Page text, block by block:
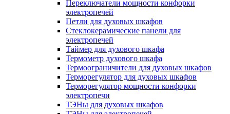
Переключатели мощности конфорки
электропечей
Петли для духовых шкафов
Стеклокерамические панели для
электропечей
Таймер для духового шкафа
Термометр духового шкафа
Термоограничители для духовых шкафов
Терморегулятор для духовых шкафов
Терморегулятор мощности конфорки
электропечи
ТЭНы для духовых шкафов